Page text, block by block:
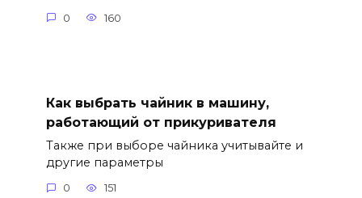
0 160
Как выбрать чайник в машину,
работающий от прикуривателя
Также при выборе чайника учитывайте и
другие параметры
0 151